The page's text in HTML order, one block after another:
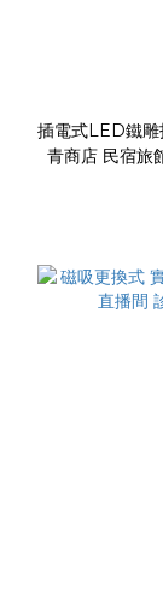
插電式LED鐵雕招牌 雷射鏤空雕刻+噴漆鐵板
青商店 民宿旅館店招 網美餐